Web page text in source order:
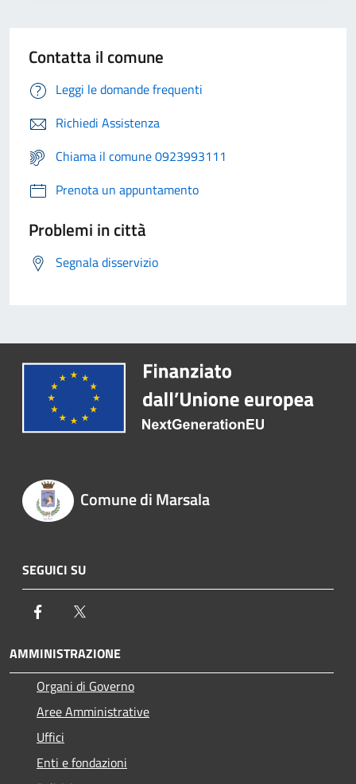
Contatta il comune
Leggi le domande frequenti
Richiedi Assistenza
Chiama il comune 0923993111
Prenota un appuntamento
Problemi in città
Segnala disservizio
Comune di Marsala
SEGUICI SU
Facebook
AMMINISTRAZIONE
Organi di Governo
Aree Amministrative
Uffici
Enti e fondazioni